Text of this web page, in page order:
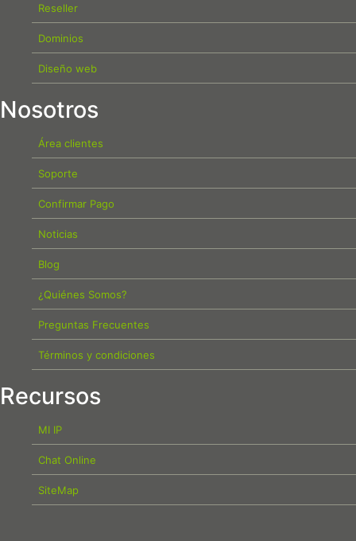
Reseller
Dominios
Diseño web
Nosotros
Área clientes
Soporte
Confirmar Pago
Noticias
Blog
¿Quiénes Somos?
Preguntas Frecuentes
Términos y condiciones
Recursos
MI IP
Chat Online
SiteMap